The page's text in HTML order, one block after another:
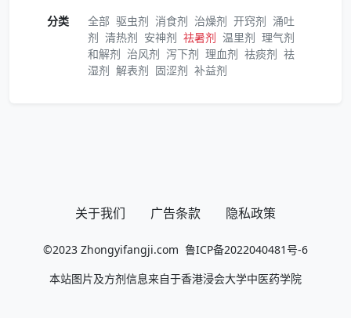
分类
全部 驱虫剂 消食剂 治燥剂 开窍剂 涌吐
剂 清热剂 安神剂 祛暑剂 温里剂 理气剂
和解剂 治风剂 泻下剂 理血剂 祛痰剂 祛
湿剂 解表剂 固涩剂 补益剂
关于我们 广告条款 隐私政策
©2023 Zhongyifangji.com 鲁ICP备2022040481号-6
本站图片及方剂信息来自于香港浸会大学中医药学院